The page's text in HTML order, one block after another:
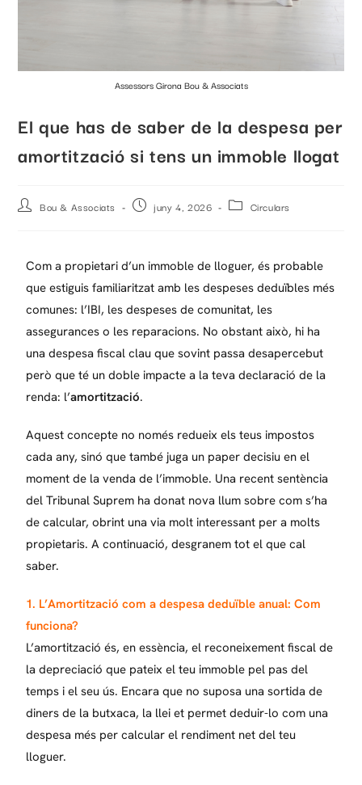
Assessors Girona Bou & Associats
El que has de saber de la despesa per
amortització si tens un immoble llogat
Bou & Associats juny 4, 2026 Circulars
Com a propietari d’un immoble de lloguer, és probable
que estiguis familiaritzat amb les despeses deduïbles més
comunes: l’IBI, les despeses de comunitat, les
assegurances o les reparacions. No obstant això, hi ha
una despesa fiscal clau que sovint passa desapercebut
però que té un doble impacte a la teva declaració de la
renda: l’amortització.
Aquest concepte no només redueix els teus impostos
cada any, sinó que també juga un paper decisiu en el
moment de la venda de l’immoble. Una recent sentència
del Tribunal Suprem ha donat nova llum sobre com s’ha
de calcular, obrint una via molt interessant per a molts
propietaris. A continuació, desgranem tot el que cal
saber.
1. L’Amortització com a despesa deduïble anual: Com
funciona?
L’amortització és, en essència, el reconeixement fiscal de
la depreciació que pateix el teu immoble pel pas del
temps i el seu ús. Encara que no suposa una sortida de
diners de la butxaca, la llei et permet deduir-lo com una
despesa més per calcular el rendiment net del teu
lloguer.